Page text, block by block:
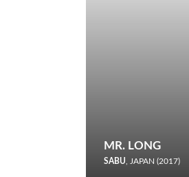
MR. LONG
SABU, JAPAN (2017)